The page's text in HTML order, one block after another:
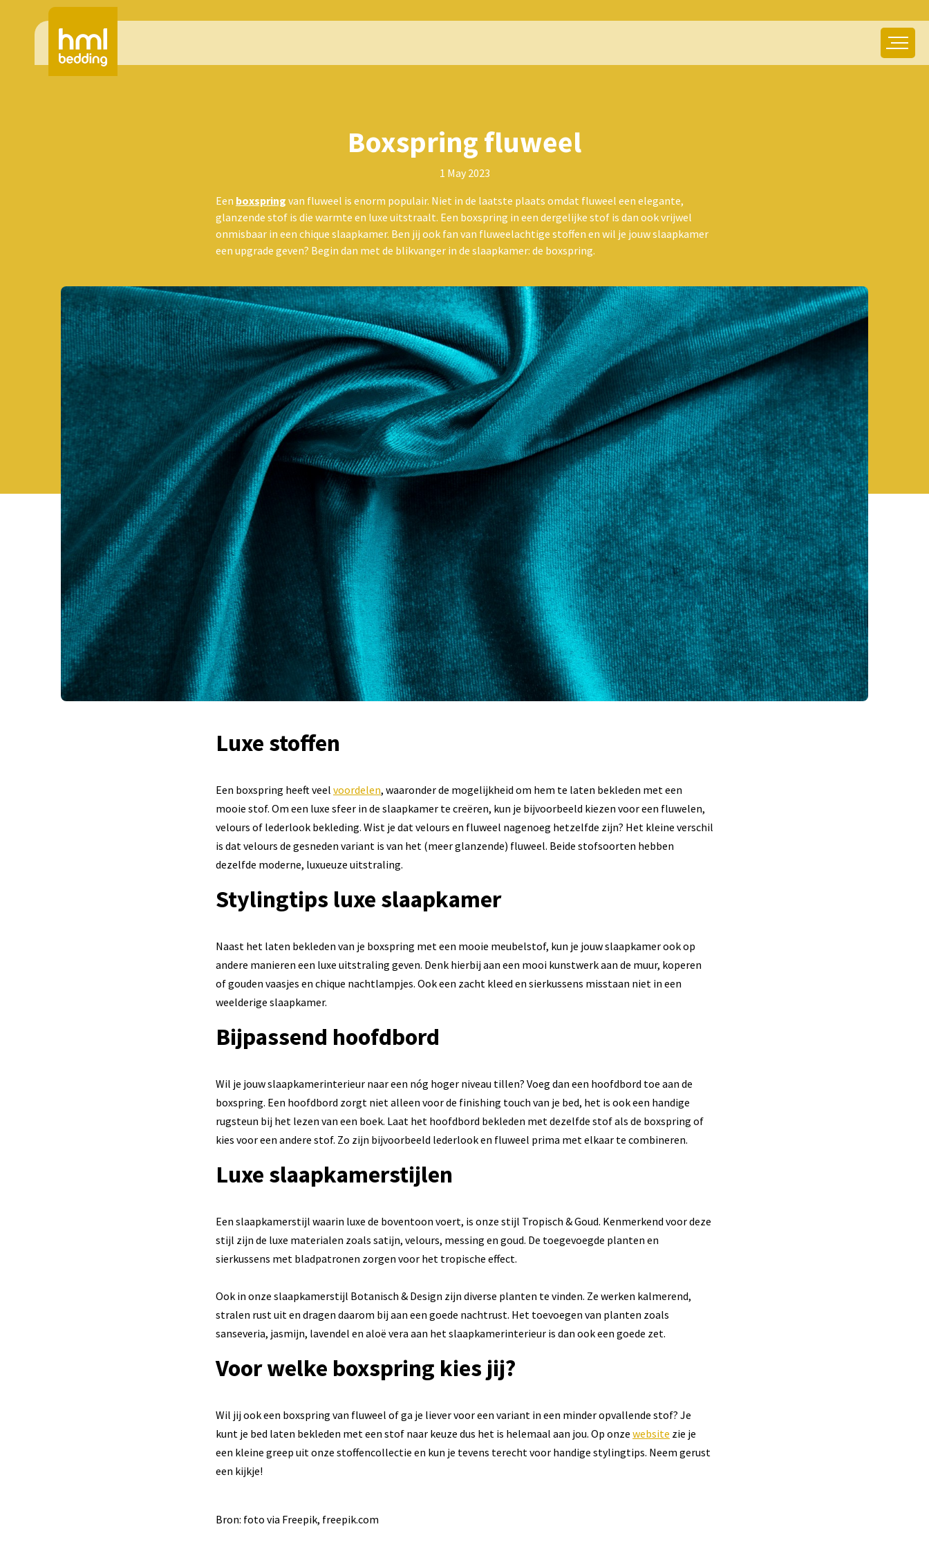
Boxspring fluweel
1 May 2023
Een boxspring van fluweel is enorm populair. Niet in de laatste plaats omdat fluweel een elegante,
glanzende stof is die warmte en luxe uitstraalt. Een boxspring in een dergelijke stof is dan ook vrijwel
onmisbaar in een chique slaapkamer. Ben jij ook fan van fluweelachtige stoffen en wil je jouw slaapkamer
een upgrade geven? Begin dan met de blikvanger in de slaapkamer: de boxspring.
Luxe stoffen
Een boxspring heeft veel voordelen, waaronder de mogelijkheid om hem te laten bekleden met een
mooie stof. Om een luxe sfeer in de slaapkamer te creëren, kun je bijvoorbeeld kiezen voor een fluwelen,
velours of lederlook bekleding. Wist je dat velours en fluweel nagenoeg hetzelfde zijn? Het kleine verschil
is dat velours de gesneden variant is van het (meer glanzende) fluweel. Beide stofsoorten hebben
dezelfde moderne, luxueuze uitstraling.
Stylingtips luxe slaapkamer
Naast het laten bekleden van je boxspring met een mooie meubelstof, kun je jouw slaapkamer ook op
andere manieren een luxe uitstraling geven. Denk hierbij aan een mooi kunstwerk aan de muur, koperen
of gouden vaasjes en chique nachtlampjes. Ook een zacht kleed en sierkussens misstaan niet in een
weelderige slaapkamer.
Bijpassend hoofdbord
Wil je jouw slaapkamerinterieur naar een nóg hoger niveau tillen? Voeg dan een hoofdbord toe aan de
boxspring. Een hoofdbord zorgt niet alleen voor de finishing touch van je bed, het is ook een handige
rugsteun bij het lezen van een boek. Laat het hoofdbord bekleden met dezelfde stof als de boxspring of
kies voor een andere stof. Zo zijn bijvoorbeeld lederlook en fluweel prima met elkaar te combineren.
Luxe slaapkamerstijlen
Een slaapkamerstijl waarin luxe de boventoon voert, is onze stijl Tropisch & Goud. Kenmerkend voor deze
stijl zijn de luxe materialen zoals satijn, velours, messing en goud. De toegevoegde planten en
sierkussens met bladpatronen zorgen voor het tropische effect.
Ook in onze slaapkamerstijl Botanisch & Design zijn diverse planten te vinden. Ze werken kalmerend,
stralen rust uit en dragen daarom bij aan een goede nachtrust. Het toevoegen van planten zoals
sanseveria, jasmijn, lavendel en aloë vera aan het slaapkamerinterieur is dan ook een goede zet.
Voor welke boxspring kies jij?
Wil jij ook een boxspring van fluweel of ga je liever voor een variant in een minder opvallende stof? Je
kunt je bed laten bekleden met een stof naar keuze dus het is helemaal aan jou. Op onze website zie je
een kleine greep uit onze stoffencollectie en kun je tevens terecht voor handige stylingtips. Neem gerust
een kijkje!
Bron: foto via Freepik, freepik.com